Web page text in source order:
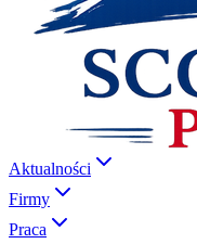
Aktualności
Firmy
Praca